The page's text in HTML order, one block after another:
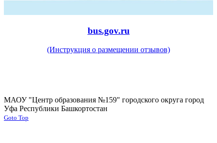
bus.gov.ru
(Инструкция о размещении отзывов)
МАОУ "Центр образования №159" городского округа город
Уфа Республики Башкортостан
Goto Top